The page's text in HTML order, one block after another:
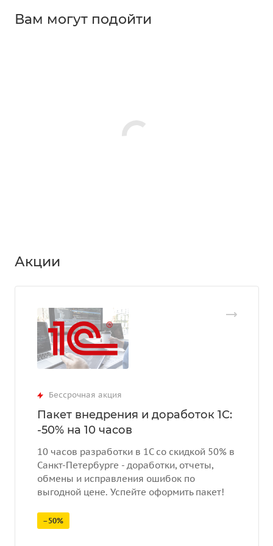
Вам могут подойти
Акции
Бессрочная акция
Пакет внедрения и доработок 1С:
-50% на 10 часов
10 часов разработки в 1С со скидкой 50% в
Санкт-Петербурге - доработки, отчеты,
обмены и исправления ошибок по
выгодной цене. Успейте оформить пакет!
–50%